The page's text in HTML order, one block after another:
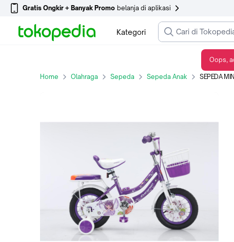
Gratis Ongkir + Banyak Promo belanja di aplikasi
Kategori
Home Olahraga Sepeda Sepeda Anak SEPEDA MINI
Oops,